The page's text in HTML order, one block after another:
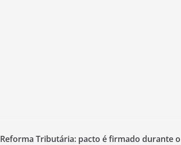
Reforma Tributária: pacto é firmado durante o